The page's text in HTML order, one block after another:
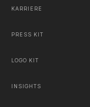
KARRIERE
PRESS KIT
LOGO KIT
INSIGHTS